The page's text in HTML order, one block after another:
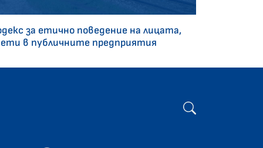
за етично поведение на лицата,
в публичните предприятия